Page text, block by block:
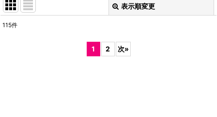
表示順変更
115件
1 2 次»